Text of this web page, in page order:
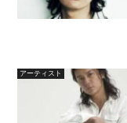
アーティスト